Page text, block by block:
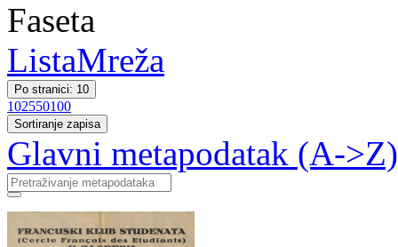
Faseta
ListaMreža
Po stranici: 10
102550100
Sortiranje zapisa
Glavni metapodatak (A->Z)